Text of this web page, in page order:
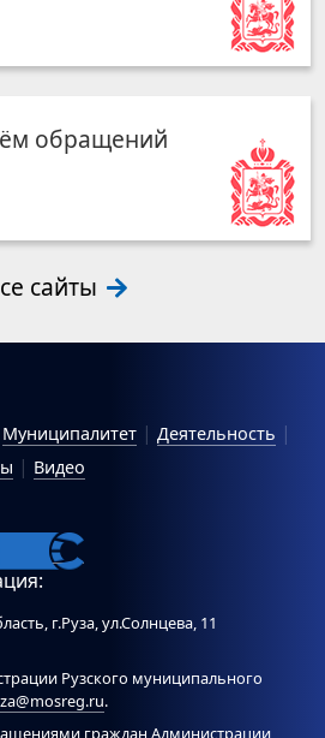
обращений
сайты
Муниципалитет
Деятельность
Видео
г.Руза, ул.Солнцева, 11
Рузского муниципального
.
граждан Администрации